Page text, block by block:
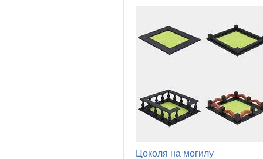
Цоколя на могилу